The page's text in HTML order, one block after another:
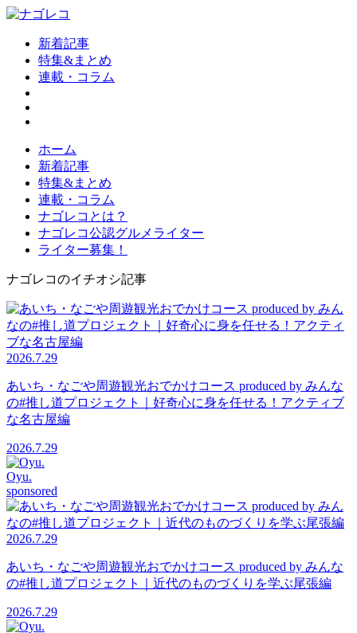
新着記事
特集&まとめ
連載・コラム
ホーム
新着記事
特集&まとめ
連載・コラム
ナゴレコとは？
ナゴレコ公認グルメライター
ライター募集！
ナゴレコのイチオシ記事
2026.7.29
あいち・なごや周遊観光おでかけコース produced by みんな
の#推し道プロジェクト｜好奇心に身を任せる！アクティブ
な名古屋編
2026.7.29
Oyu.
sponsored
2026.7.29
あいち・なごや周遊観光おでかけコース produced by みんな
の#推し道プロジェクト｜近代のものづくりを学ぶ尾張編
2026.7.29